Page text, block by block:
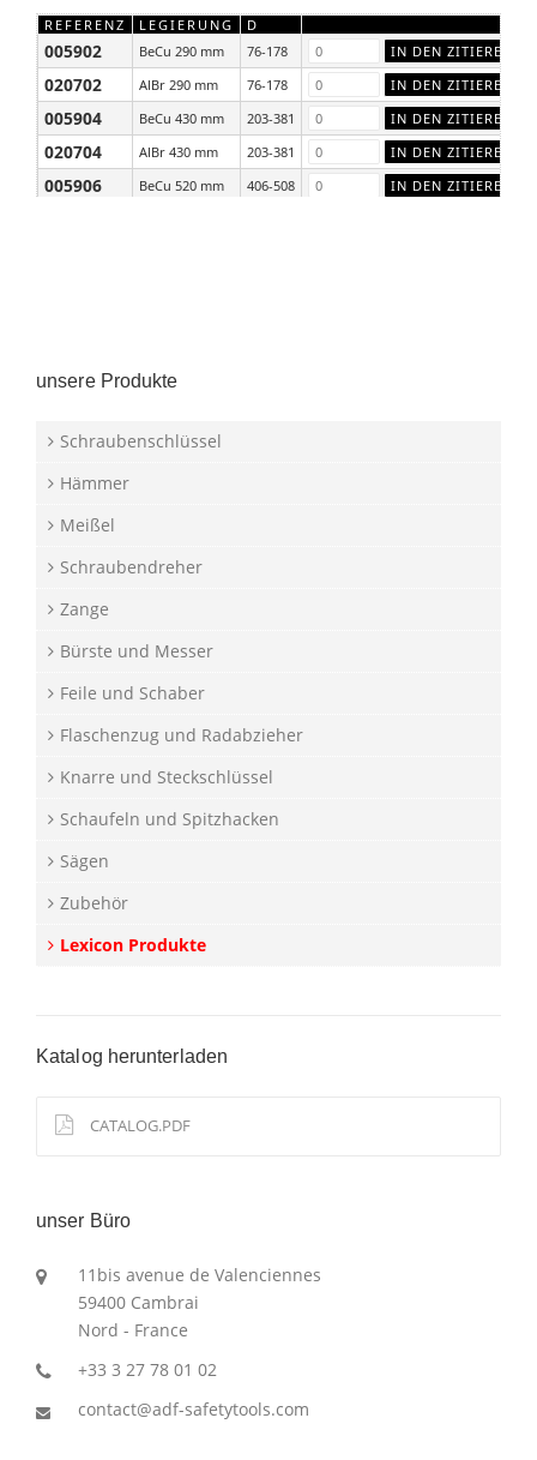
REFERENZ LEGIERUNG D
005902 BeCu 290 mm 76-178
020702 AlBr 290 mm 76-178
005904 BeCu 430 mm 203-381
020704 AlBr 430 mm 203-381
005906 BeCu 520 mm 406-508
unsere Produkte
Schraubenschlüssel
Hämmer
Meißel
Schraubendreher
Zange
Bürste und Messer
Feile und Schaber
Flaschenzug und Radabzieher
Knarre und Steckschlüssel
Schaufeln und Spitzhacken
Sägen
Zubehör
Lexicon Produkte
Katalog herunterladen
CATALOG.PDF
unser Büro
11bis avenue de Valenciennes
59400 Cambrai
Nord - France
+33 3 27 78 01 02
contact@adf-safetytools.com